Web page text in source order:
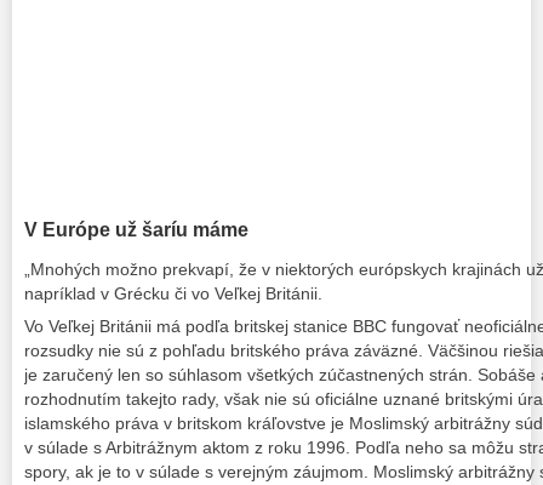
V Európe už šaríu máme
„Mnohých možno prekvapí, že v niektorých európskych krajinách
napríklad v Grécku či vo Veľkej Británii.
Vo Veľkej Británii má podľa britskej stanice BBC fungovať
rozsudky nie sú z pohľadu britského práva záväzné. Väčšinou
je zaručený len so súhlasom všetkých zúčastnených strán.
rozhodnutím takejto rady, však nie sú oficiálne uznané britskými
islamského práva v britskom kráľovstve je Moslimský arbitrážny
v súlade s Arbitrážnym aktom z roku 1996. Podľa neho sa môžu
spory, ak je to v súlade s verejným záujmom. Moslimský